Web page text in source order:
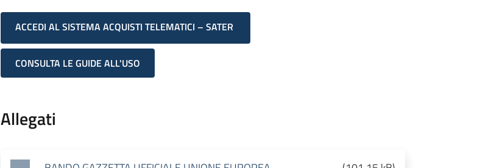
ACCEDI AL SISTEMA ACQUISTI TELEMATICI – SATER
CONSULTA LE GUIDE ALL'USO
Allegati